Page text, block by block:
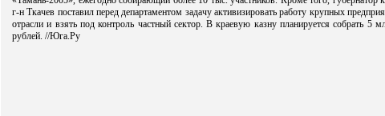
г-н Ткачев поставил перед департаментом задачу активизировать работу крупных
отрасли и взять под контроль частный сектор. В краевую казну планируется собрать 5
рублей. //Юга.Ру